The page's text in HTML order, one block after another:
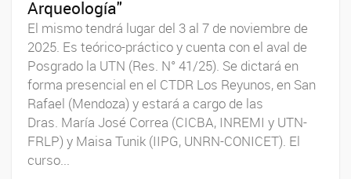
Arqueología"
El mismo tendrá lugar del 3 al 7 de noviembre de
2025. Es teórico-práctico y cuenta con el aval de
Posgrado la UTN (Res. N° 41/25). Se dictará en
forma presencial en el CTDR Los Reyunos, en San
Rafael (Mendoza) y estará a cargo de las
Dras. María José Correa (CICBA, INREMI y UTN-
FRLP) y Maisa Tunik (IIPG, UNRN-CONICET). El
curso...